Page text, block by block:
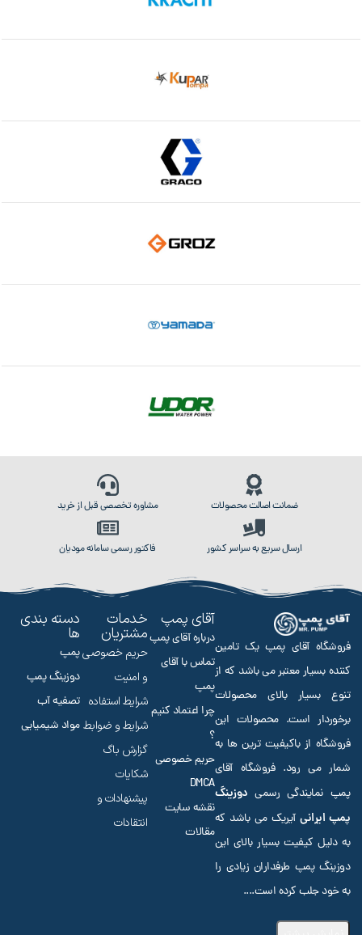
ضمانت اصالت محصولات مشاوره تخصصی قبل از خرید
ارسال سریع به سراسر کشور فاکتور رسمی سامانه مودیان
فروشگاه آقای پمپ یک تامین
کننده بسیار معتبر می باشد که از
تنوع بسیار بالای محصولات
برخوردار است. محصولات این
فروشگاه از باکیفیت ترین ها به
شمار می رود. فروشگاه آقای
پمپ نمایندگی رسمی دوزینگ
پمپ ایرانیآیریک می باشد که
به دلیل کیفیت بسیار بالای این
دوزینگ پمپ طرفداران زیادی را
به خود جلب کرده است....
آقای پمپ
درباره آقای پمپ
تماس با آقای
پمپ
چرا اعتماد کنیم
؟
حریم خصوصی
DMCA
نقشه سایت
مقالات
خدمات
مشتریان
حریم خصوصی
و امنیت
شرایط استفاده
شرایط و ضوابط
گزارش باگ
شکایات
پیشنهادات و
انتقادات
دسته بندی
ها
پمپ
دوزینگ پمپ
تصفیه آب
مواد شیمیایی